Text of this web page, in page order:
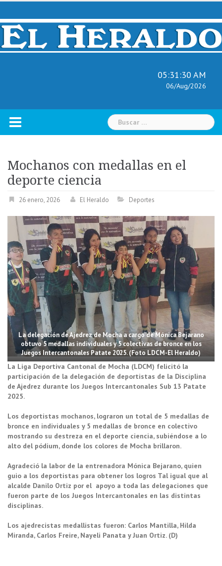
Skip
content
05:31:31 AM
06/Aug/2026
Buscar:
Mochanos con medallas en el
deporte ciencia
26 enero, 2026 El Heraldo Deportes
La delegación de Ajedrez de Mocha a cargo de Mónica Bejarano
obtuvo 5 medallas individuales y 5 colectivas de bronce en los
Juegos Intercantonales Patate 2025. (Foto LDCM-El Heraldo)
La Liga Deportiva Cantonal de Mocha (LDCM) felicitó la
participación de la delegación de deportistas de la Disciplina
de Ajedrez durante los Juegos Intercantonales Sub 13 Patate
2025.
Los deportistas mochanos, lograron un total de 5 medallas de
bronce en individuales y 5 medallas de bronce en colectivo
mostrando su destreza en el deporte ciencia, subiéndose a lo
alto del pódium, donde los colores de Mocha brillaron.
Agradeció la labor de la entrenadora Mónica Bejarano, quien
guio a los deportistas para obtener los logros Tal igual que al
alcalde Danilo Ortiz por el apoyo a toda las delegaciones que
fueron parte de los Juegos Intercantonales en las distintas
disciplinas.
Los ajedrecistas medallistas fueron: Carlos Mantilla, Hilda
Miranda, Carlos Freire, Nayeli Panata y Juan Ortiz. (D)